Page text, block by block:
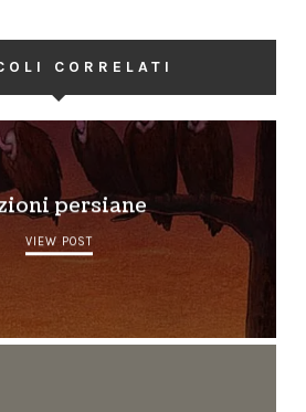
CORRELATI
persiane
VIEW POST